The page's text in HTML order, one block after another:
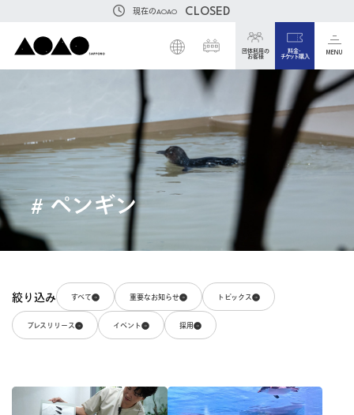
現在のAOAO CLOSED
団体利用の
お客様
料金・
チケット購入
MENU
# ペンギン
絞り込み すべて 重要なお知らせ トピックス
プレスリリース イベント 採用